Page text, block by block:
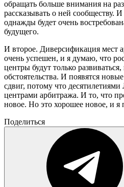
обращать больше внимания на
рассказывать о ней сообществу.
однажды будет очень
будущего.
И второе. Диверсификация мест
очень успешен, и я думаю, что
центры будут только
обстоятельства. И появятся
сдвиг, потому что
центрами арбитража. И то, что
новое. Но это хорошее новое, и я
Поделиться